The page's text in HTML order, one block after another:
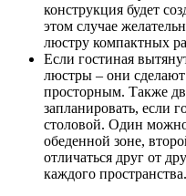
конструкция будет
этом случае
люстру компактных
Если гостиная
люстры – они
просторным. Также
запланировать, если
столовой. Один
обеденной зоне,
отличаться друг от
каждого пространства.